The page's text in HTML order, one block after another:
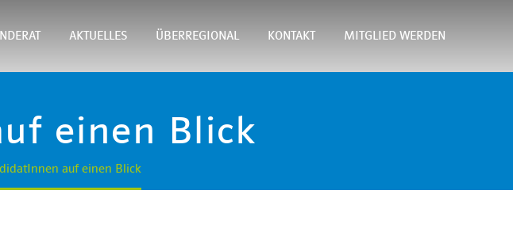
AKTUELLES ÜBERREGIONAL KONTAKT MITGLIED WERDEN
einen Blick
auf einen Blick